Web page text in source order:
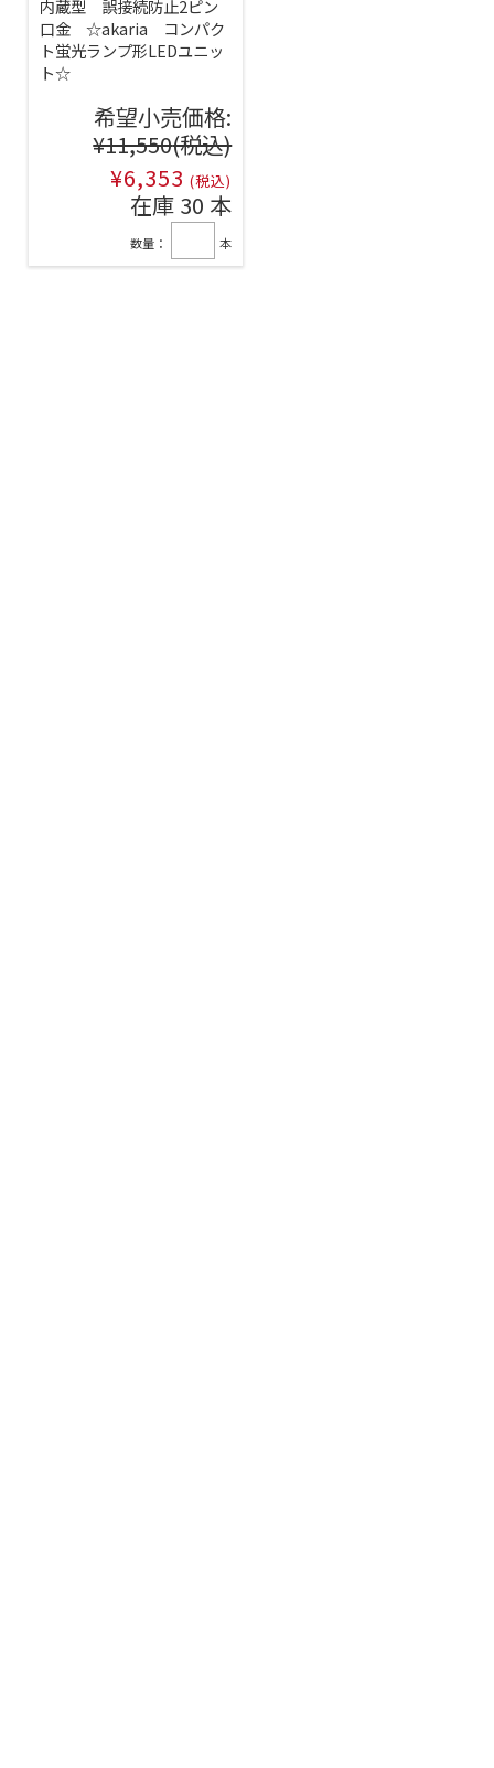
内蔵型 誤接続防止2ピン
口金 ☆akaria コンパク
ト蛍光ランプ形LEDユニッ
ト☆
希望小売価格:
¥11,550(税込)
¥6,353 (税込)
在庫 30 本
数量： 本